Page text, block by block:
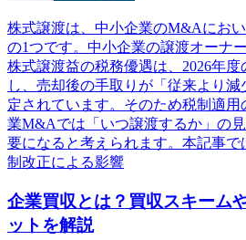
株式譲渡は、中小企業のM&Aにお
の1つです。中小企業の譲渡オーナ
株式譲渡益の税務優遇は、2026年
し、売却後の手取りが「従来より
定されています。そのため税制適用
業M&Aでは「いつ譲渡するか」の
要になると考えられます。本記事
制改正による影響
企業買収とは？買収スキーム
ットを解説